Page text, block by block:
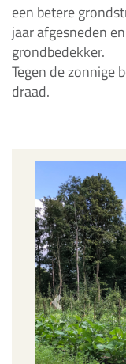
een betere
jaar afgesneden
grondbedekker.
Tegen de zonnige
draad.
Previous